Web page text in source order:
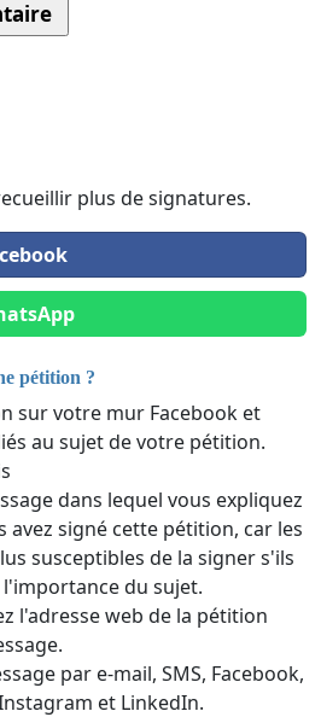
plus de signatures.
pétition ?
sur votre mur Facebook et
au sujet de votre pétition.
dans lequel vous expliquez
avez signé cette pétition, car les
susceptibles de la signer s'ils
du sujet.
l'adresse web de la pétition
par e-mail, SMS, Facebook,
et LinkedIn.